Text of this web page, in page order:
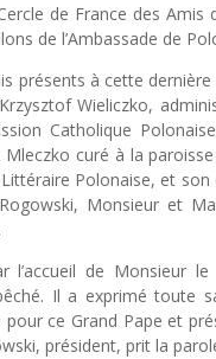
de France des
de l’Ambassade de
présents à cette
Wieliczko,
Catholique
Mleczko curé à la
Polonaise, et
Monsieur et
de Monsieur le
Il a exprimé toute
ce Grand Pape et
président, prit la